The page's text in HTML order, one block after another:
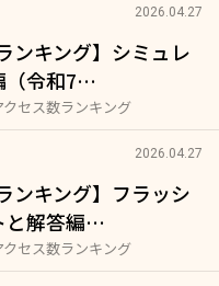
2026.04.27
ンキング】シミュレ
（令和7…
クセス数ランキング
2026.04.27
ンキング】フラッシ
と解答編…
クセス数ランキング